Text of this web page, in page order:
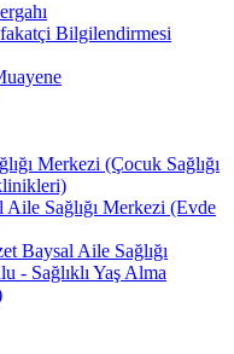
Bilgilendirmesi
Merkezi (Çocuk Sağlığı
Sağlığı Merkezi (Evde
Baysal Aile Sağlığı
- Sağlıklı Yaş Alma